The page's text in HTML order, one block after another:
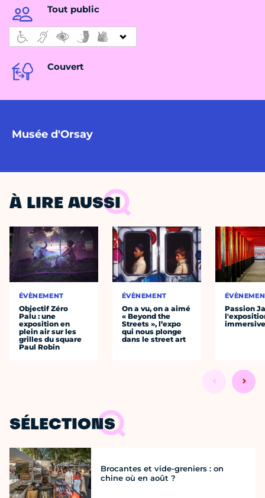
Tout public
Couvert
Musée d'Orsay
À LIRE AUSSI
ÉVÈNEMENT
Objectif Zéro
Palu : une
exposition en
plein air sur les
grilles du square
Paul Robin
ÉVÈNEMENT
On a vu, on a aimé
« Beyond the
Streets », l’expo
qui nous plonge
dans le street art
Passion
SÉLECTIONS
Brocantes et vide-greniers : on
chine où en août ?